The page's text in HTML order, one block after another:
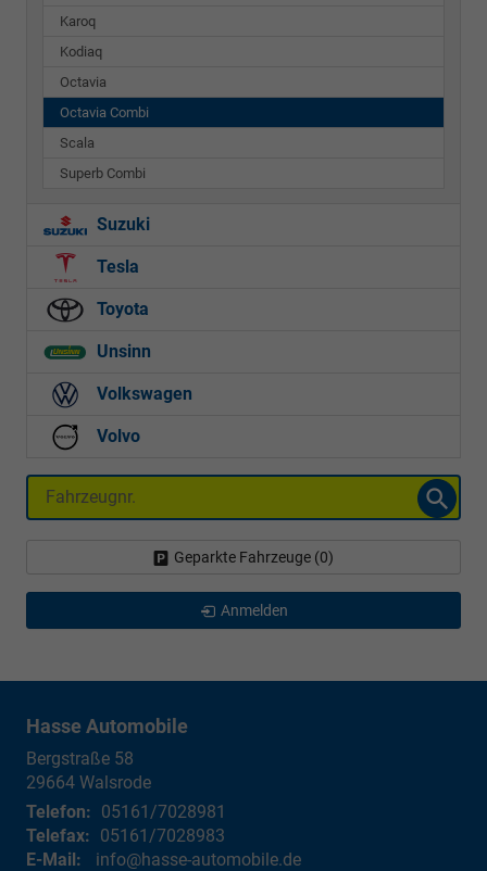
Karoq
Kodiaq
Octavia
Octavia Combi
Scala
Superb Combi
Suzuki
Tesla
Toyota
Unsinn
Volkswagen
Volvo
Fahrzeugnr.
Geparkte Fahrzeuge (0)
Anmelden
Hasse Automobile
Bergstraße 58
29664 Walsrode
Telefon: 05161/7028981
Telefax: 05161/7028983
E-Mail:
info@hasse-automobile.de